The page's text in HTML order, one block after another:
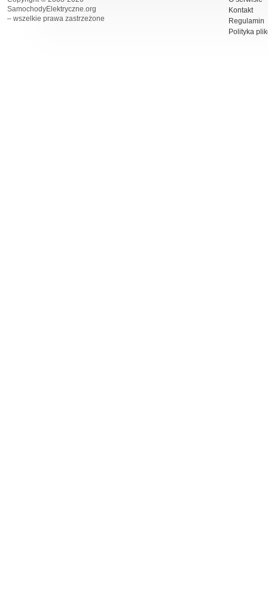
SamochodyElektryczne.org
– wszelkie prawa zastrzeżone
Kontakt
Regulamin
Polityka